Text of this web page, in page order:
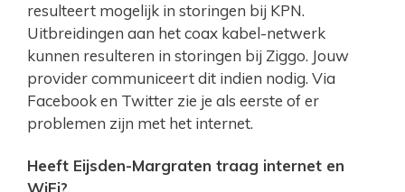
resulteert mogelijk in storingen bij KPN.
Uitbreidingen aan het coax kabel-netwerk
kunnen resulteren in storingen bij Ziggo. Jouw
provider communiceert dit indien nodig. Via
Facebook en Twitter zie je als eerste of er
problemen zijn met het internet.
Heeft Eijsden-Margraten traag internet en